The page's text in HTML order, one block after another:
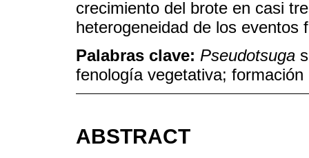
crecimiento del brote en casi
heterogeneidad de los eventos
Palabras clave: Pseudotsuga
fenología vegetativa; formación
ABSTRACT